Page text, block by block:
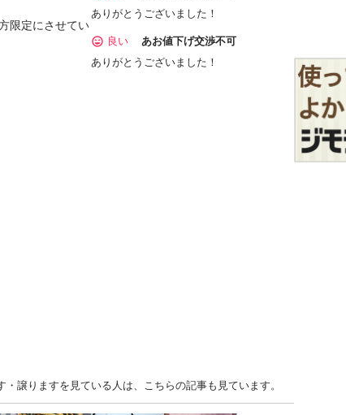
限定にさせてい
ありがとうございました！
良い
あお値下げ交渉不可
ありがとうございました！
りますを見ている人は、こちらの記事も見ています。